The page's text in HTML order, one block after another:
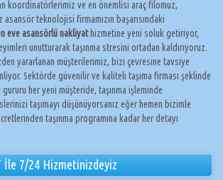
koordinatörlerimiz ve en önemlisi araç filomuz,
asansör teknolojisi firmamızın başarısındaki
eve asansörlü nakliyathizmetine yeni soluk getiriyor,
unutturarak taşınma stresini ortadan kaldırıyoruz.
yararlanan müşterilerimiz, bizi çevresine tavsiye
Sektörde güvenilir ve kaliteli taşıma firması şeklinde
gururu her yeni müşteride, taşınma işleminde
taşımayı düşünüyorsanız eğer hemen bizimle
taşınma programına kadar her detayı
İle 7/24 Hizmetinizdeyiz